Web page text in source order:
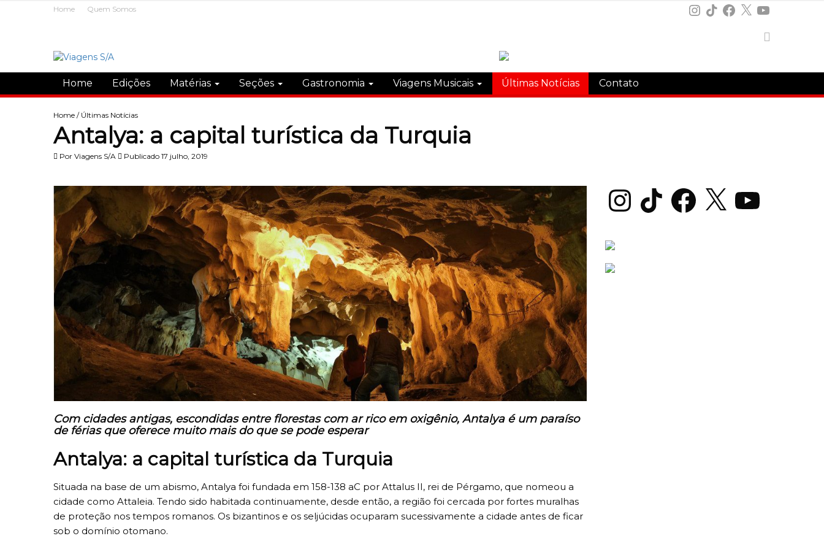
Home Quem Somos Instagram
TikTokFacebook
X YouTube
Home Edições Matérias Seções Gastronomia Viagens Musicais Últimas Notícias Contato
Home / Últimas Notícias
Antalya: a capital turística da Turquia
Por Viagens S/A Publicado 17 julho, 2019
Com cidades antigas, escondidas entre florestas com ar rico em oxigênio, Antalya é um paraíso
de férias que oferece muito mais do que se pode esperar
Antalya: a capital turística da Turquia
Situada na base de um abismo, Antalya foi fundada em 158-138 aC por Attalus II, rei de Pérgamo, que nomeou a
cidade como Attaleia. Tendo sido habitada continuamente, desde então, a região foi cercada por fortes muralhas
de proteção nos tempos romanos. Os bizantinos e os seljúcidas ocuparam sucessivamente a cidade antes de ficar
sob o domínio otomano.
InstagramTikTok Facebook
X YouTube